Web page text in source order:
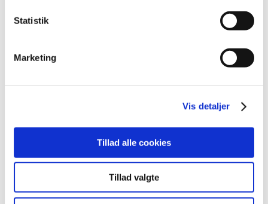
Statistik
Marketing
Vis detaljer
Tillad alle cookies
Tillad valgte
Storbritannien til Danmark
Lægemiddelstyrelsen skal herved informere indehavere
TID
2025 (158)